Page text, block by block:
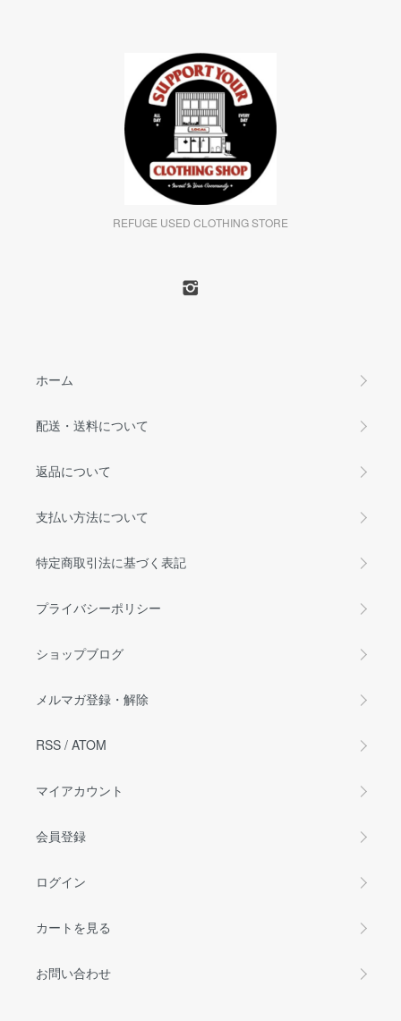
REFUGE USED CLOTHING STORE
ホーム
配送・送料について
返品について
支払い方法について
特定商取引法に基づく表記
プライバシーポリシー
ショップブログ
メルマガ登録・解除
RSS / ATOM
マイアカウント
会員登録
ログイン
カートを見る
お問い合わせ